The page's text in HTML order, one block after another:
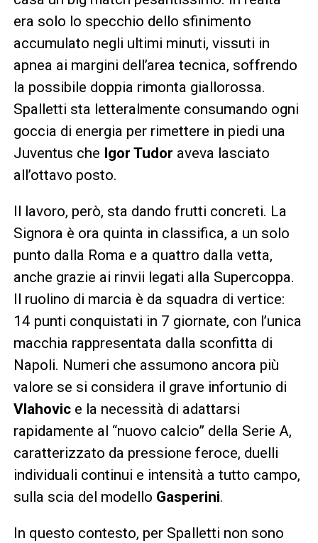
era solo lo specchio dello sfinimento
accumulato negli ultimi minuti, vissuti in
apnea ai margini dell’area tecnica, soffrendo
la possibile doppia rimonta giallorossa.
Spalletti sta letteralmente consumando ogni
goccia di energia per rimettere in piedi una
Juventus che Igor Tudor aveva lasciato
all’ottavo posto.
Il lavoro, però, sta dando frutti concreti. La
Signora è ora quinta in classifica, a un solo
punto dalla Roma e a quattro dalla vetta,
anche grazie ai rinvii legati alla Supercoppa.
Il ruolino di marcia è da squadra di vertice:
14 punti conquistati in 7 giornate, con l’unica
macchia rappresentata dalla sconfitta di
Napoli. Numeri che assumono ancora più
valore se si considera il grave infortunio di
Vlahovice la necessità di adattarsi
rapidamente al “nuovo calcio” della Serie A,
caratterizzato da pressione feroce, duelli
individuali continui e intensità a tutto campo,
sulla scia del modello Gasperini.
In questo contesto, per Spalletti non sono